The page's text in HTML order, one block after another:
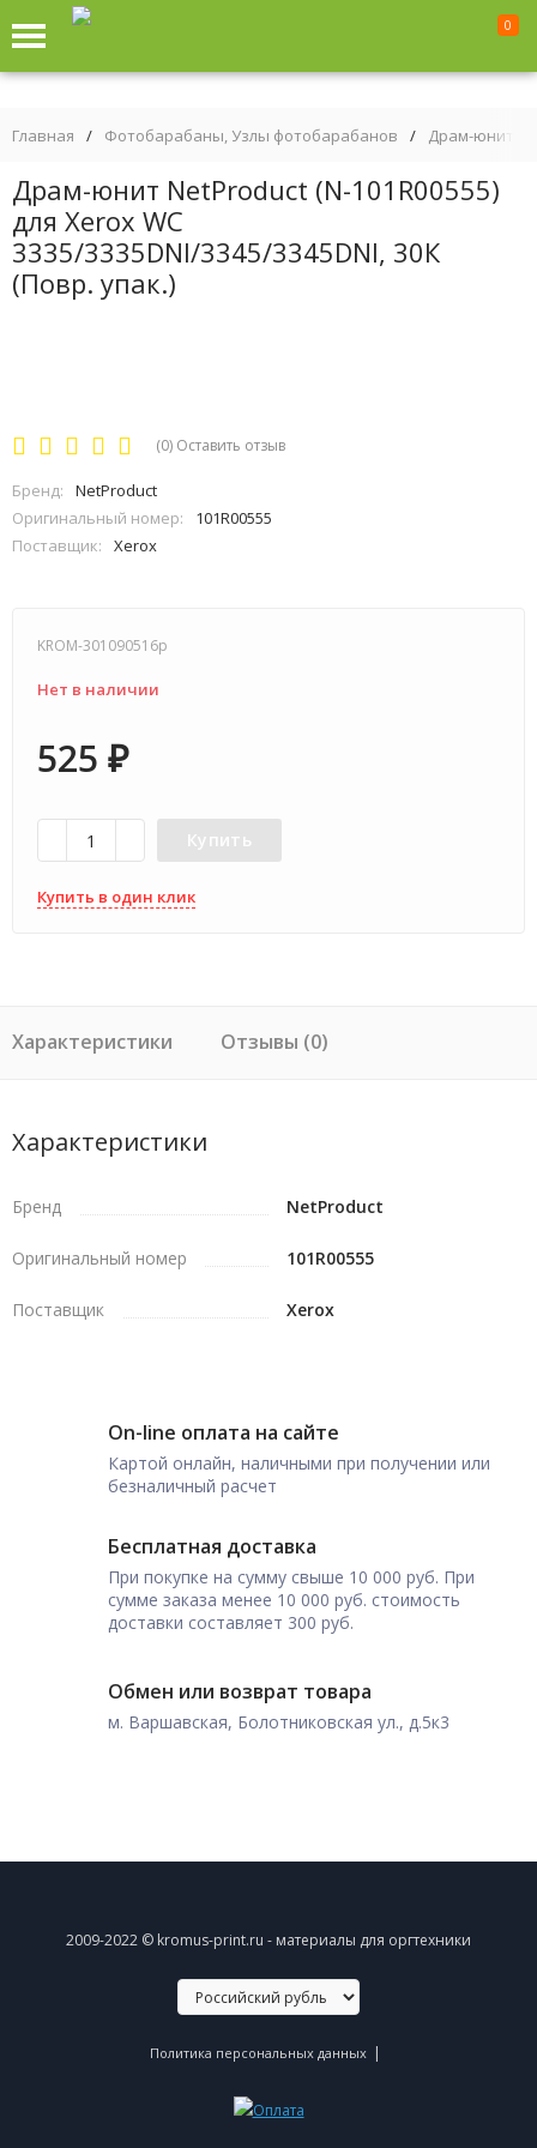
0
Главная / Фотобарабаны, Узлы фотобарабанов / Драм-юниты
Драм-юнит NetProduct (N-101R00555)
для Xerox WC
3335/3335DNI/3345/3345DNI, 30К
(Повр. упак.)
(0) Оставить отзыв
Бренд:
NetProduct
Оригинальный номер:
101R00555
Поставщик:
Xerox
KROM-301090516p
Нет в наличии
525 ₽
Купить
Купить в один клик
Характеристики Отзывы (0)
Характеристики
Бренд NetProduct
Оригинальный номер 101R00555
Поставщик Xerox
On-line оплата на сайте
Картой онлайн, наличными при получении или
безналичный расчет
Бесплатная доставка
При покупке на сумму свыше 10 000 руб. При
сумме заказа менее 10 000 руб. стоимость
доставки составляет 300 руб.
Обмен или возврат товара
м. Варшавская, Болотниковская ул., д.5к3
2009-2022 © kromus-print.ru - материалы для оргтехники
Политика персональных данных |